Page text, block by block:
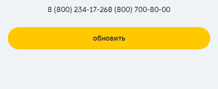
8 (800) 234-17-268 (800) 700-80-00
обновить